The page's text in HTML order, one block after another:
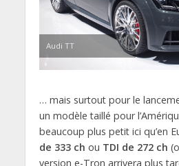
Audi TT
… mais surtout pour le
un modèle taillé pour
beaucoup plus petit ici qu’en
de 333 ch ou TDI de 272 ch
version e-Tron arrivera plus